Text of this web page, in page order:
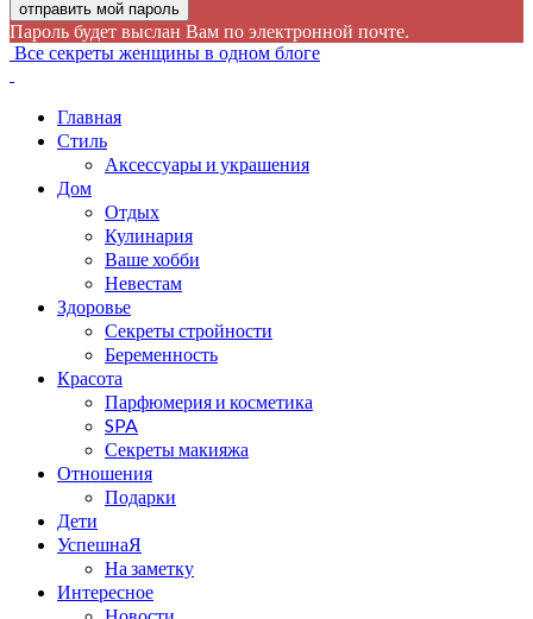
Пароль будет выслан Вам по электронной почте.
Все секреты женщины в одном блоге
Главная
Стиль
Аксессуары и украшения
Дом
Отдых
Кулинария
Ваше хобби
Невестам
Здоровье
Секреты стройности
Беременность
Красота
Парфюмерия и косметика
SPA
Секреты макияжа
Отношения
Подарки
Дети
УспешнаЯ
На заметку
Интересное